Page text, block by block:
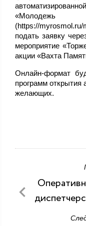
(https://
подать заявку
мероприятие
акции «Вахта
Онлайн-формат
программ открытия
желающих.